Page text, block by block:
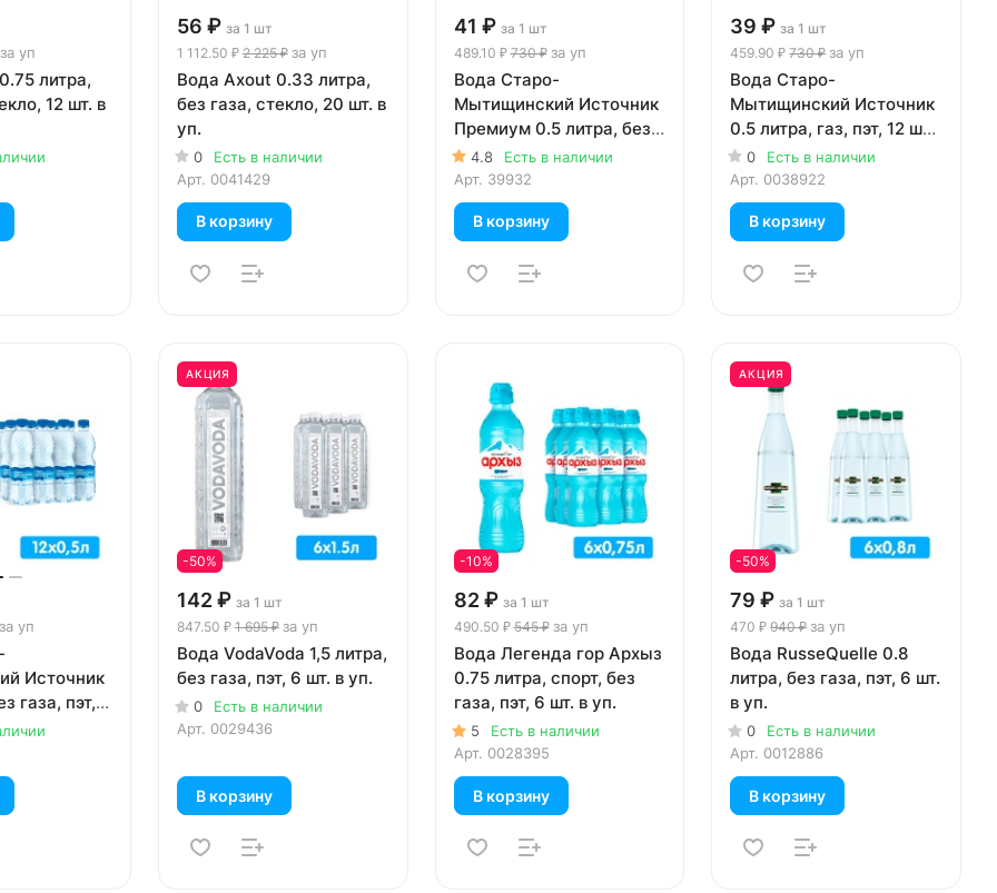
за уп
литра,
12 шт. в
56 ₽ за 1 шт
1 112.50 ₽2 225 ₽ за уп
Вода Axout 0.33 литра,
без газа, стекло, 20 шт. в
уп.
0
Есть в наличии
Арт. 0041429
В корзину
41 ₽ за 1 шт
489.10 ₽730 ₽ за уп
Вода Старо-
Мытищинский Источник
Премиум 0.5 литра, без
газа, пэт, 12 шт. в уп.
4.8
Есть в наличии
Арт. 39932
В корзину
39 ₽ за 1 шт
459.90 ₽730 ₽ за уп
Вода Старо-
Мытищинский Источник
0.5 литра, газ, пэт, 12 шт.
в уп.
0
Есть в наличии
Арт. 0038922
В корзину
за уп
Источник
газа, пэт,
АКЦИЯ
-50%
142 ₽ за 1 шт
847.50 ₽1 695 ₽ за уп
Вода VodaVoda 1,5 литра,
без газа, пэт, 6 шт. в уп.
0
Есть в наличии
Арт. 0029436
В корзину
-10%
82 ₽ за 1 шт
490.50 ₽545 ₽ за уп
Вода Легенда гор Архыз
0.75 литра, спорт, без
газа, пэт, 6 шт. в уп.
5
Есть в наличии
Арт. 0028395
В корзину
АКЦИЯ
-50%
79 ₽ за 1 шт
470 ₽940 ₽ за уп
Вода RusseQuelle 0.8
литра, без газа, пэт, 6 шт.
в уп.
0
Есть в наличии
Арт. 0012886
В корзину